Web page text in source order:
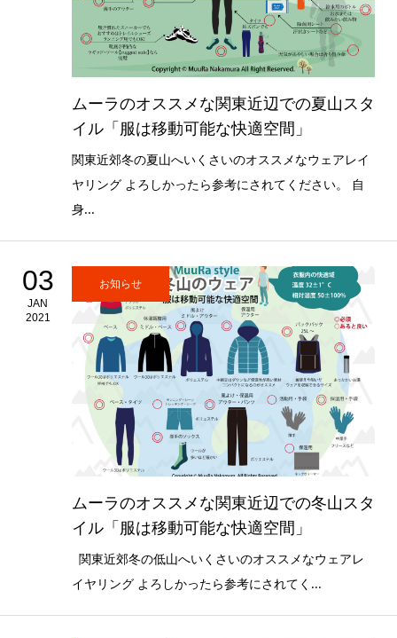
ムーラのオススメな関東近辺での夏山スタ
イル「服は移動可能な快適空間」
関東近郊冬の夏山へいくさいのオススメなウェアレイ
ヤリング よろしかったら参考にされてください。 自
身...
03
JAN
2021
お知らせ
ムーラのオススメな関東近辺での冬山スタ
イル「服は移動可能な快適空間」
関東近郊冬の低山へいくさいのオススメなウェアレ
イヤリング よろしかったら参考にされてく...